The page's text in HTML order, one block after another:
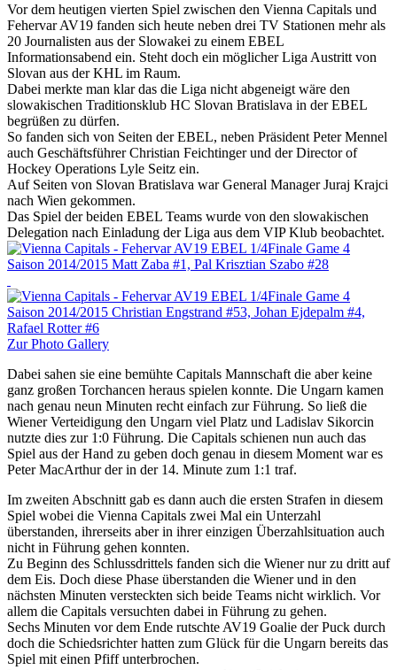
Vor dem heutigen vierten Spiel zwischen den Vienna Capitals und
Fehervar AV19 fanden sich heute neben drei TV Stationen mehr als
20 Journalisten aus der Slowakei zu einem EBEL
Informationsabend ein. Steht doch ein möglicher Liga Austritt von
Slovan aus der KHL im Raum.
Dabei merkte man klar das die Liga nicht abgeneigt wäre den
slowakischen Traditionsklub HC Slovan Bratislava in der EBEL
begrüßen zu dürfen.
So fanden sich von Seiten der EBEL, neben Präsident Peter Mennel
auch Geschäftsführer Christian Feichtinger und der Director of
Hockey Operations Lyle Seitz ein.
Auf Seiten von Slovan Bratislava war General Manager Juraj Krajci
nach Wien gekommen.
Das Spiel der beiden EBEL Teams wurde von den slowakischen
Delegation nach Einladung der Liga aus dem VIP Klub beobachtet.
Zur Photo Gallery
Dabei sahen sie eine bemühte Capitals Mannschaft die aber keine
ganz großen Torchancen heraus spielen konnte. Die Ungarn kamen
nach genau neun Minuten recht einfach zur Führung. So ließ die
Wiener Verteidigung den Ungarn viel Platz und Ladislav Sikorcin
nutzte dies zur 1:0 Führung. Die Capitals schienen nun auch das
Spiel aus der Hand zu geben doch genau in diesem Moment war es
Peter MacArthur der in der 14. Minute zum 1:1 traf.
Im zweiten Abschnitt gab es dann auch die ersten Strafen in diesem
Spiel wobei die Vienna Capitals zwei Mal ein Unterzahl
überstanden, ihrerseits aber in ihrer einzigen Überzahlsituation auch
nicht in Führung gehen konnten.
Zu Beginn des Schlussdrittels fanden sich die Wiener nur zu dritt auf
dem Eis. Doch diese Phase überstanden die Wiener und in den
nächsten Minuten versteckten sich beide Teams nicht wirklich. Vor
allem die Capitals versuchten dabei in Führung zu gehen.
Sechs Minuten vor dem Ende rutschte AV19 Goalie der Puck durch
doch die Schiedsrichter hatten zum Glück für die Ungarn bereits das
Spiel mit einen Pfiff unterbrochen.